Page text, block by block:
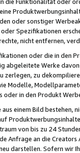
oder sonstiger
Spezifikationen
nicht entfernen,
oder die in
abgeleitete Werke
zu
Modelle,
oder in den Produkt
einem Bild bestehen,
von bis zu 24
Anfrage an die
darstellen. Sofern wir